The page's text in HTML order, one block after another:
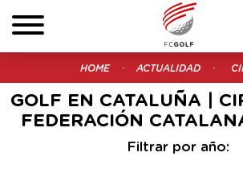
HOME ACTUALIDAD
GOLF EN CATALUÑA |
FEDERACIÓN
Filtrar por año: